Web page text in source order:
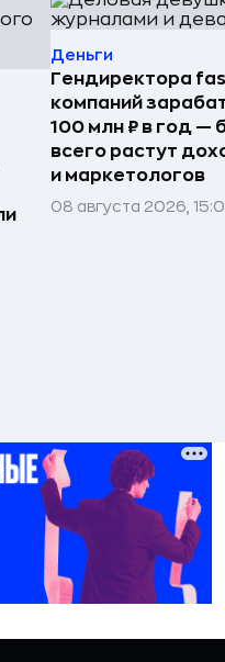
Деньги
Гендиректора
компаний
100 млн ₽ в год —
всего растут
и маркетологов
08 августа 2026,